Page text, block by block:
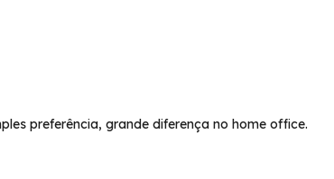
preferência, grande diferença no home office.